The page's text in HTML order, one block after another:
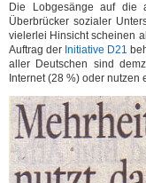
Die Lobgesänge auf die
Überbrücker sozialer
vielerlei Hinsicht scheinen
Auftrag der Initiative D21
aller Deutschen sind
Internet (28 %) oder